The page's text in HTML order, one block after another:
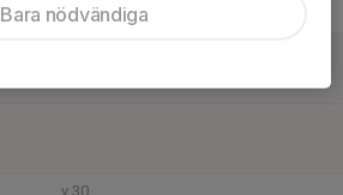
v.30
Bara nödvändiga